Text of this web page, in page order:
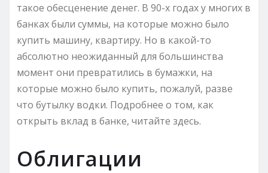
такое обесценение денег. В 90-х годах у многих в
банках были суммы, на которые можно было
купить машину, квартиру. Но в какой-то
абсолютно неожиданный для большинства
момент они превратились в бумажки, на
которые можно было купить, пожалуй, разве
что бутылку водки. Подробнее о том, как
открыть вклад в банке, читайте здесь.
Облигации